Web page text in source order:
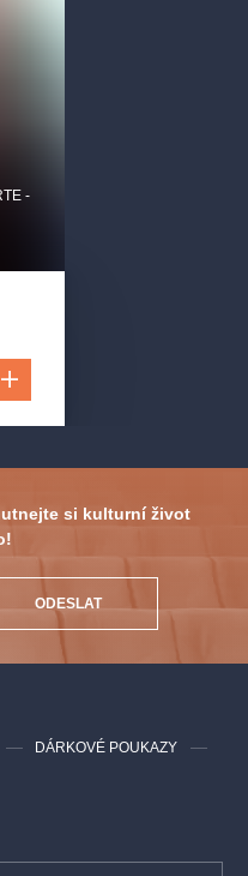
-
si kulturní život
ODESLAT
DÁRKOVÉ POUKAZY